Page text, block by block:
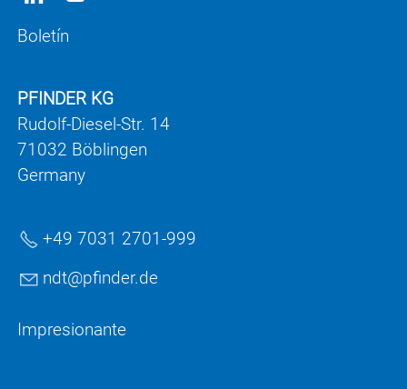
Boletín
PFINDER KG
Rudolf-Diesel-Str. 14
71032 Böblingen
Germany
+49 7031 2701-999
ndt
pfnd r d
Impresionante